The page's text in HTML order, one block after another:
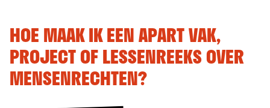
HOE MAAK IK EEN APART VAK,
PROJECT OF LESSENREEKS OVER
MENSENRECHTEN?